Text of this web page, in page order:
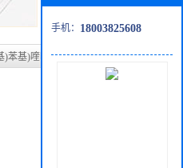
)苯基)喹啉||国内高校及研
手机： 18003825608